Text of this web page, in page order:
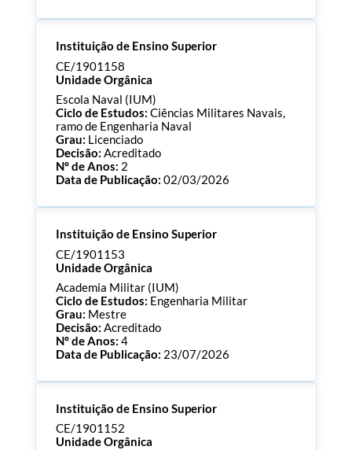
Processo:
CE/2000099
ECTS:120.0
Consultar Documentos
Instituição de Ensino Superior
CE/1901158
Unidade Orgânica
Escola Naval (IUM)
Ciclo de Estudos: Ciências Militares Navais,
ramo de Engenharia Naval
Grau: Licenciado
Decisão: Acreditado
Nº de Anos: 2
Data de Publicação: 02/03/2026
Processo:
CE/1901158
ECTS:240.0
Consultar Documentos
Instituição de Ensino Superior
CE/1901153
Unidade Orgânica
Academia Militar (IUM)
Ciclo de Estudos: Engenharia Militar
Grau: Mestre
Decisão: Acreditado
Nº de Anos: 4
Data de Publicação: 23/07/2026
Processo:
CE/1901153
ECTS:120.0
Consultar Documentos
Instituição de Ensino Superior
CE/1901152
Unidade Orgânica